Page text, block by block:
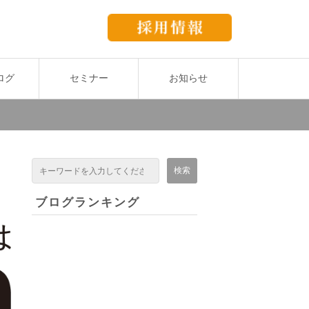
グ セミナー お知らせ
ブログランキング